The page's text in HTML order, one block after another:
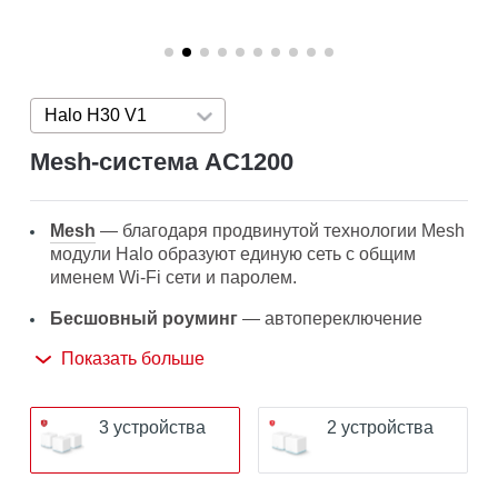
Halo H30 V1 Press enter to open version list
Mesh‑система AC1200
Mesh — благодаря продвинутой технологии Mesh
модули Halo образуют единую сеть с общим
именем Wi-Fi сети и паролем.
Бесшовный роуминг— автопереключение
дому позволит получать лучший сигнал и высокую
Покрытие по всему дому— высокоскоростной
Wi-Fi на площади до 320 м² устранит зоны со
слабым Wi-Fi сигналом.
Показать больше
3 устройства 2 устройства